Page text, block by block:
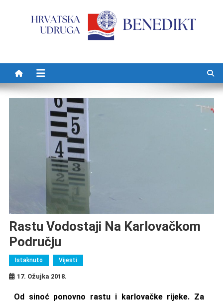
Rastu Vodostaji Na Karlovačkom
Području
Istaknuto Vijesti
17. Ožujka 2018.
Od sinoć ponovno rastu i karlovačke rijeke. Za